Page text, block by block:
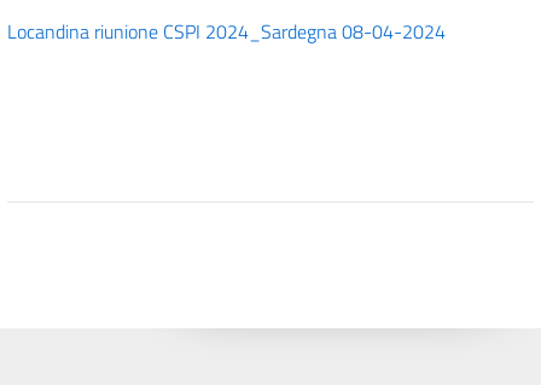
Locandina riunione CSPI 2024_Sardegna 08-04-2024